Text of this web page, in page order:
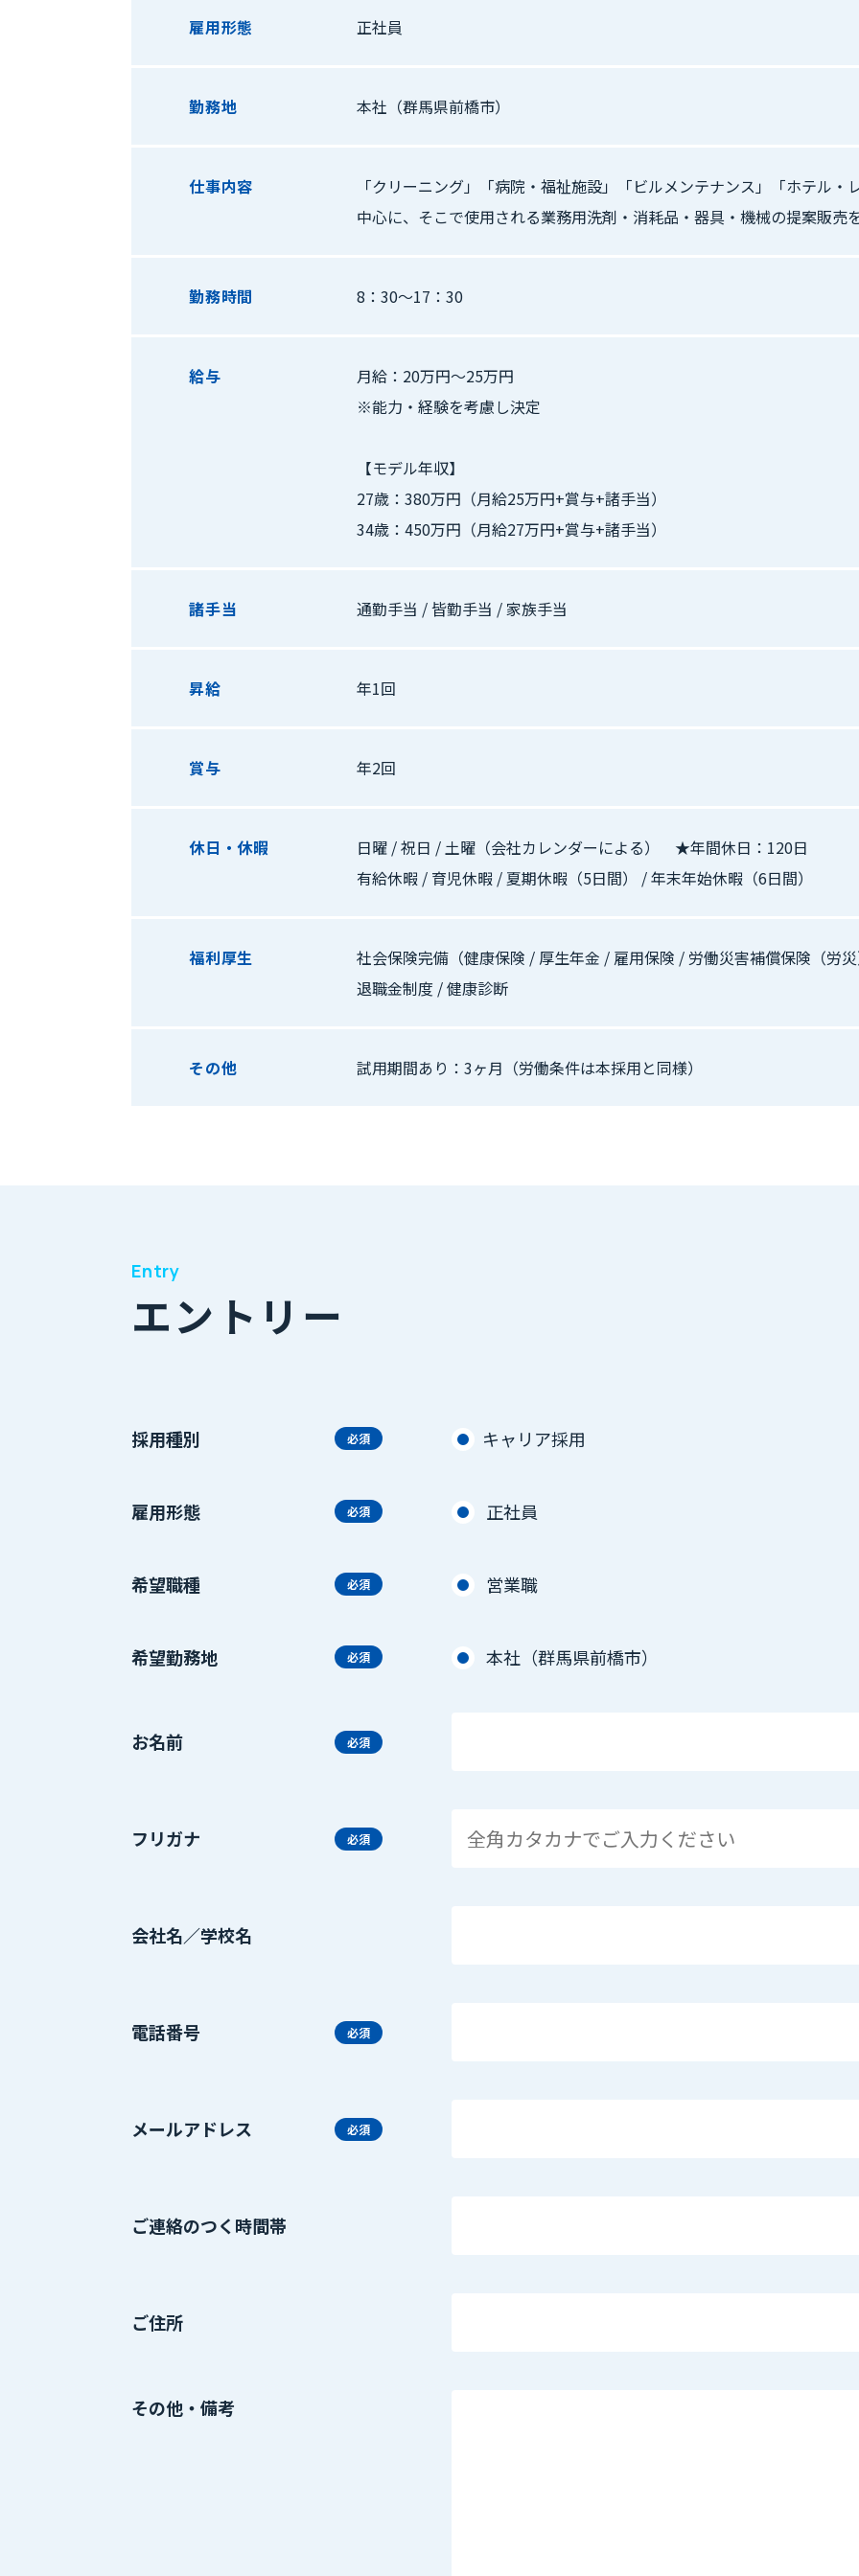
雇用形態 正社員
勤務地 本社（群馬県前橋市）
仕事内容
「クリーニング」「病院・福祉施設」「ビルメンテナンス」「ホテル・
中心に、そこで使用される業務用洗剤・消耗品・器具・機械の提案販売
勤務時間 8：30〜17：30
給与
月給：20万円〜25万円
※能力・経験を考慮し決定
【モデル年収】
27歳：380万円（月給25万円+賞与+諸手当）
34歳：450万円（月給27万円+賞与+諸手当）
諸手当 通勤手当 / 皆勤手当 / 家族手当
昇給 年1回
賞与 年2回
休日・休暇
日曜 / 祝日 / 土曜（会社カレンダーによる） ★年間休日：120日
有給休暇 / 育児休暇 / 夏期休暇（5日間） / 年末年始休暇（6日間）
福利厚生
社会保険完備（健康保険 / 厚生年金 / 雇用保険 / 労働災害補償保険（労
退職金制度 / 健康診断
その他 試用期間あり：3ヶ月（労働条件は本採用と同様）
Entry
エントリー
採用種別 キャリア採用
雇用形態 正社員
希望職種 営業職
希望勤務地 本社（群馬県前橋市）
お名前
フリガナ
会社名／学校名
電話番号
メールアドレス
ご連絡のつく時間帯
ご住所
その他・備考